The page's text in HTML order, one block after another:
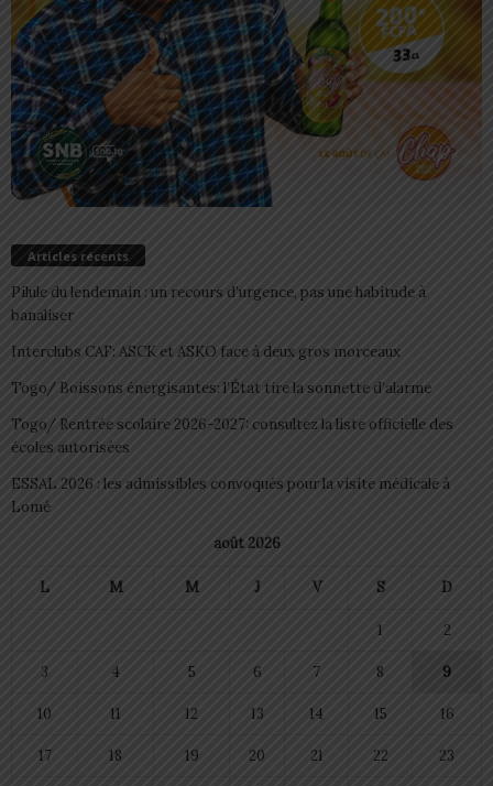
Articles récents
Pilule du lendemain : un recours d’urgence, pas une habitude à
banaliser
Interclubs CAF: ASCK et ASKO face à deux gros morceaux
Togo/ Boissons énergisantes: l’État tire la sonnette d’alarme
Togo/ Rentrée scolaire 2026-2027: consultez la liste officielle des
écoles autorisées
ESSAL 2026 : les admissibles convoqués pour la visite médicale à
Lomé
août 2026
L M M J V S D
1 2
3 4 5 6 7 8 9
10 11 12 13 14 15 16
17 18 19 20 21 22 23